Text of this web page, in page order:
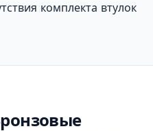
комплекта втулок